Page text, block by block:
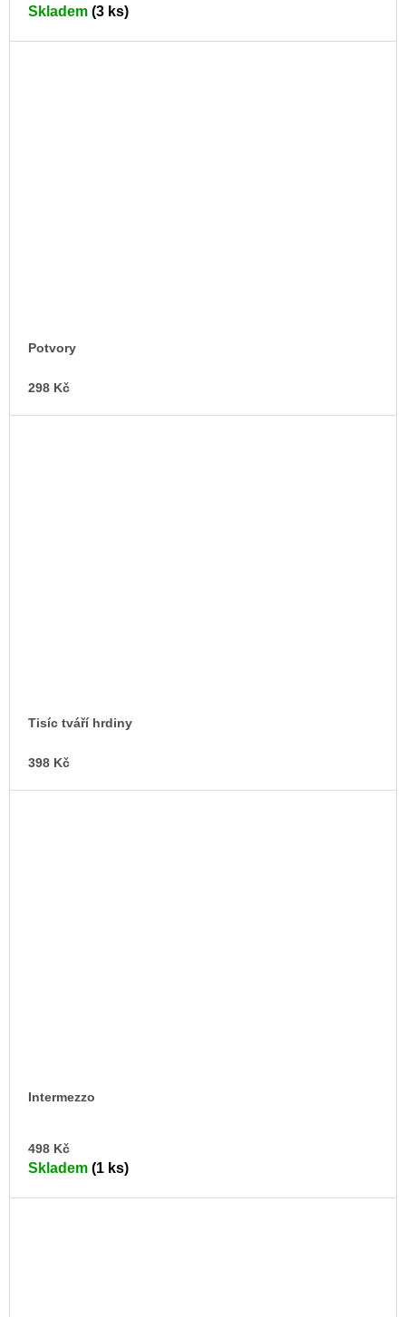
Skladem (3 ks)
Potvory
298 Kč
Tisíc tváří hrdiny
398 Kč
Intermezzo
498 Kč
Skladem (1 ks)